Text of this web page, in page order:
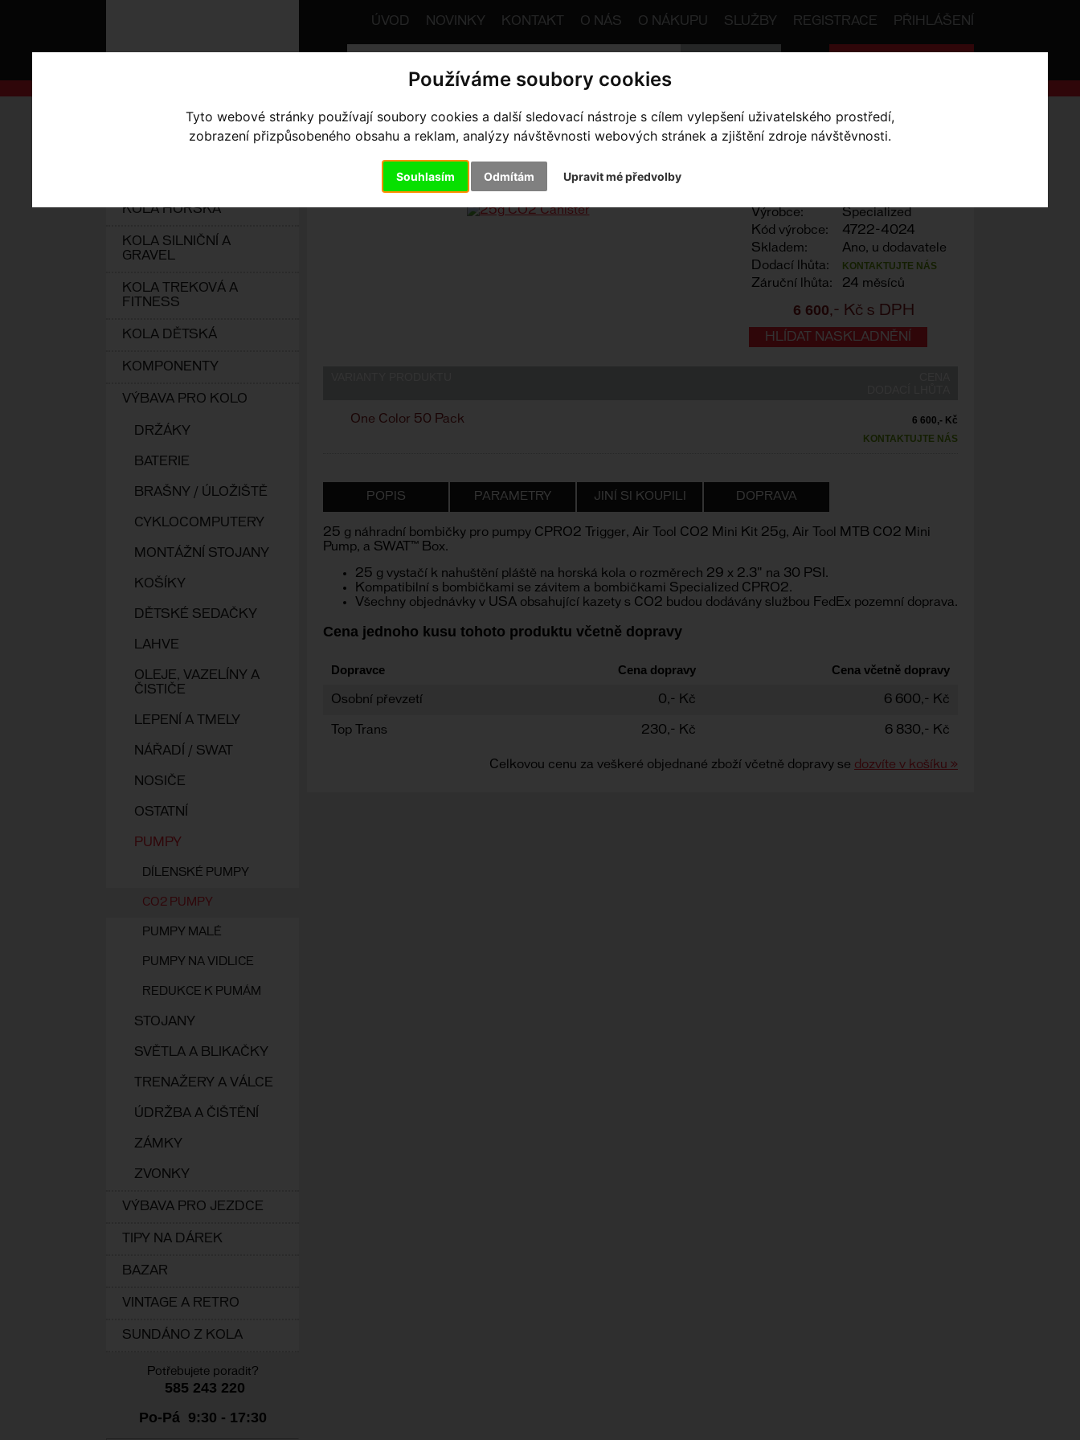
Používáme soubory cookies
Tyto webové stránky používají soubory cookies a další sledovací nástroje s cílem vylepšení uživatelského prostředí,
zobrazení přizpůsobeného obsahu a reklam, analýzy návštěvnosti webových stránek a zjištění zdroje návštěvnosti.
Souhlasím Odmítám Upravit mé předvolby
ÚVOD NOVINKY KONTAKT O NÁS O NÁKUPU SLUŽBY REGISTRACE PŘIHLÁŠENÍ
KOLA S-WORKS
KOLA HORSKÁ
KOLA SILNIČNÍ A
GRAVEL
KOLA TREKOVÁ A
FITNESS
KOLA DĚTSKÁ
KOMPONENTY
VÝBAVA PRO KOLO
DRŽÁKY
BATERIE
BRAŠNY / ÚLOŽIŠTĚ
CYKLOCOMPUTERY
MONTÁŽNÍ STOJANY
KOŠÍKY
DĚTSKÉ SEDAČKY
LAHVE
OLEJE, VAZELÍNY A
ČISTIČE
LEPENÍ A TMELY
NÁŘADÍ / SWAT
NOSIČE
OSTATNÍ
PUMPY
DÍLENSKÉ PUMPY
CO2 PUMPY
PUMPY MALÉ
PUMPY NA VIDLICE
REDUKCE K PUMÁM
STOJANY
SVĚTLA A BLIKAČKY
TRENAŽERY A VÁLCE
ÚDRŽBA A ČIŠTĚNÍ
ZÁMKY
ZVONKY
VÝBAVA PRO JEZDCE
TIPY NA DÁREK
BAZAR
VINTAGE A RETRO
SUNDÁNO Z KOLA
Potřebujete poradit?
585 243 220
Po-Pá 9:30 - 17:30
Úvodní strana Výbava pro kolo Pumpy Co2 Pumpy 25g CO2 Canister
25G CO2 CANISTER - One Color 50 Pack
Výrobce:
Specialized
Kód výrobce:
4722-4024
Skladem:
Ano, u dodavatele
Dodací lhůta:
KONTAKTUJTE NÁS
Záruční lhůta: 24 měsíců
6 600,- Kč s DPH
HLÍDAT NASKLADNĚNÍ
One Color 50 Pack
6 600,- Kč
KONTAKTUJTE NÁS
POPIS PARAMETRY JINÍ SI KOUPILI DOPRAVA
25 g náhradní bombičky pro pumpy CPRO2 Trigger, Air Tool CO2 Mini Kit 25g, Air Tool MTB CO2 Mini
Pump, a SWAT™ Box.
25 g vystačí k nahuštění pláště na horská kola o rozměrech 29 x 2.3" na 30 PSI.
Kompatibilní s bombičkami se závitem a bombičkami Specialized CPRO2.
Všechny objednávky v USA obsahující kazety s CO2 budou dodávány službou FedEx pozemní doprava.
Cena jednoho kusu tohoto produktu včetně dopravy
Dopravce Cena dopravy Cena včetně dopravy
Osobní převzetí 0,- Kč 6 600,- Kč
Top Trans 230,- Kč 6 830,- Kč
Celkovou cenu za veškeré objednané zboží včetně dopravy se dozvíte v košíku »